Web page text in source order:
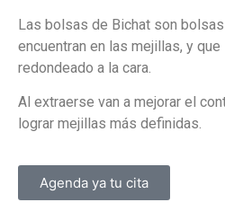
Las bolsas de Bichat son
encuentran en las mejillas, y
redondeado a la cara.
Al extraerse van a mejorar el
lograr mejillas más definidas.
Agenda ya tu cita